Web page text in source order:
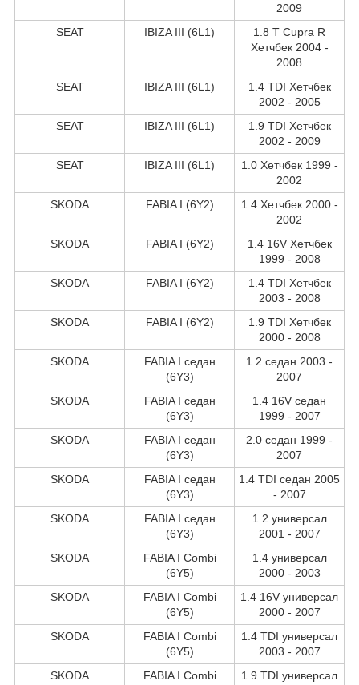
2009
SEAT
IBIZA III (6L1)
1.8 T Cupra R
Хетчбек 2004 -
2008
SEAT
IBIZA III (6L1)
1.4 TDI Хетчбек
2002 - 2005
SEAT
IBIZA III (6L1)
1.9 TDI Хетчбек
2002 - 2009
SEAT
IBIZA III (6L1)
1.0 Хетчбек 1999 -
2002
SKODA
FABIA I (6Y2)
1.4 Хетчбек 2000 -
2002
SKODA
FABIA I (6Y2)
1.4 16V Хетчбек
1999 - 2008
SKODA
FABIA I (6Y2)
1.4 TDI Хетчбек
2003 - 2008
SKODA
FABIA I (6Y2)
1.9 TDI Хетчбек
2000 - 2008
SKODA
FABIA I седан
(6Y3)
1.2 седан 2003 -
2007
SKODA
FABIA I седан
(6Y3)
1.4 16V седан
1999 - 2007
SKODA
FABIA I седан
(6Y3)
2.0 седан 1999 -
2007
SKODA
FABIA I седан
(6Y3)
1.4 TDI седан 2005
- 2007
SKODA
FABIA I седан
(6Y3)
1.2 универсал
2001 - 2007
SKODA
FABIA I Combi
(6Y5)
1.4 универсал
2000 - 2003
SKODA
FABIA I Combi
(6Y5)
1.4 16V универсал
2000 - 2007
SKODA
FABIA I Combi
(6Y5)
1.4 TDI универсал
2003 - 2007
SKODA
FABIA I Combi
1.9 TDI универсал